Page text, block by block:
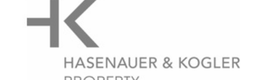
Vermögensberatung
Beschwerde Passwort vergessen und ändern